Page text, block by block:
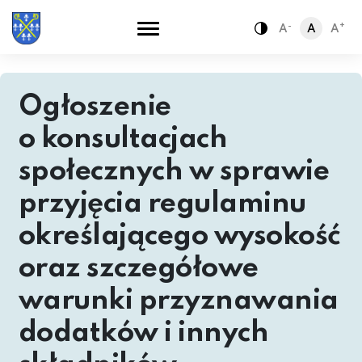
A - A A +
Ogłoszenie
o konsultacjach
społecznych w sprawie
przyjęcia regulaminu
określającego wysokość
oraz szczegółowe
warunki przyznawania
dodatków i innych